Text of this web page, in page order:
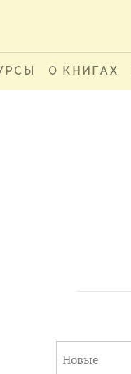
О КНИГАХ
Новые